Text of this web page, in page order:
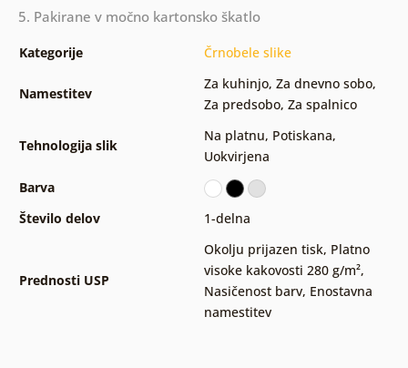
5. Pakirane v močno kartonsko škatlo
Kategorije Črnobele slike
Namestitev
Za kuhinjo, Za dnevno sobo,
Za predsobo, Za spalnico
Tehnologija slik
Na platnu, Potiskana,
Uokvirjena
Barva
Število delov
1-delna
Prednosti USP
Okolju prijazen tisk, Platno
visoke kakovosti 280 g/m²,
Nasičenost barv, Enostavna
namestitev